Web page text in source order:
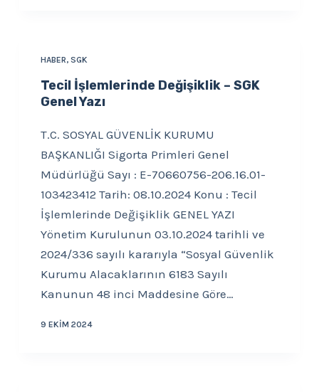
HABER, SGK
Tecil İşlemlerinde Değişiklik – SGK
Genel Yazı
T.C. SOSYAL GÜVENLİK KURUMU
BAŞKANLIĞI Sigorta Primleri Genel
Müdürlüğü Sayı : E-70660756-206.16.01-
103423412 Tarih: 08.10.2024 Konu : Tecil
İşlemlerinde Değişiklik GENEL YAZI
Yönetim Kurulunun 03.10.2024 tarihli ve
2024/336 sayılı kararıyla “Sosyal Güvenlik
Kurumu Alacaklarının 6183 Sayılı
Kanunun 48 inci Maddesine Göre…
9 EKIM 2024